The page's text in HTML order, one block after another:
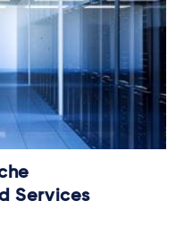
Services